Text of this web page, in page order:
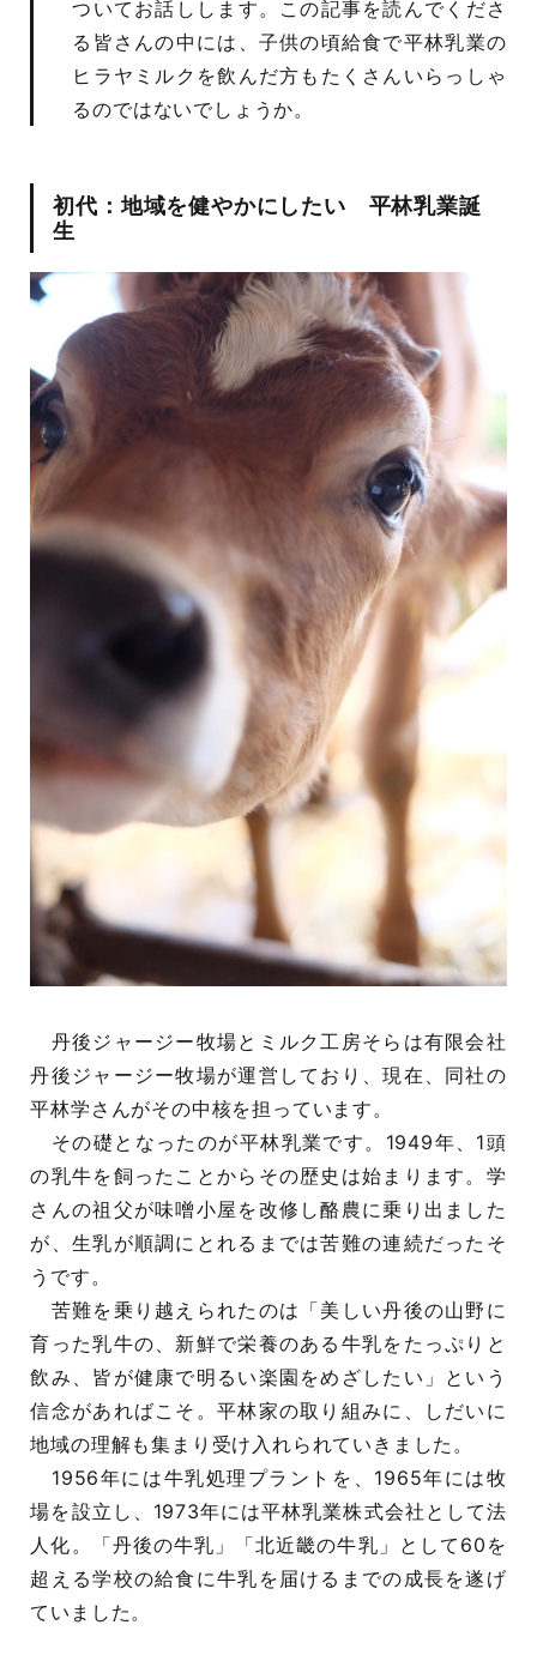
ついてお話しします。この記事を読んでくださ
る皆さんの中には、子供の頃給食で平林乳業の
ヒラヤミルクを飲んだ方もたくさんいらっしゃ
るのではないでしょうか。
初代：地域を健やかにしたい 平林乳業誕
生
丹後ジャージー牧場とミルク工房そらは有限会社
丹後ジャージー牧場が運営しており、現在、同社の
平林学さんがその中核を担っています。
その礎となったのが平林乳業です。1949年、1頭
の乳牛を飼ったことからその歴史は始まります。学
さんの祖父が味噌小屋を改修し酪農に乗り出ました
が、生乳が順調にとれるまでは苦難の連続だったそ
うです。
苦難を乗り越えられたのは「美しい丹後の山野に
育った乳牛の、新鮮で栄養のある牛乳をたっぷりと
飲み、皆が健康で明るい楽園をめざしたい」という
信念があればこそ。平林家の取り組みに、しだいに
地域の理解も集まり受け入れられていきました。
1956年には牛乳処理プラントを、1965年には牧
場を設立し、1973年には平林乳業株式会社として法
人化。「丹後の牛乳」「北近畿の牛乳」として60を
超える学校の給食に牛乳を届けるまでの成長を遂げ
ていました。